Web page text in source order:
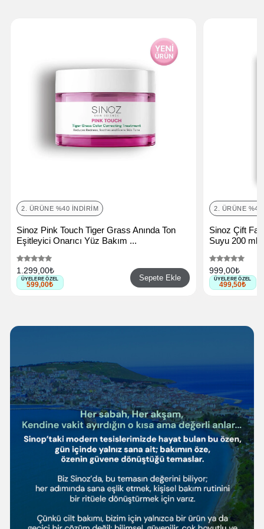
2. ÜRÜNE %40 İNDIRIM
Sinoz Pink Touch Tiger Grass Anında Ton
Eşitleyici Onarıcı Yüz Bakım ...
1.299,00₺
ÜYELERE ÖZEL
599,00₺
Sepete Ekle
2. ÜRÜNE %40
Sinoz Çift
Suyu 200 ml
999,00₺
ÜYELERE ÖZEL
499,50₺